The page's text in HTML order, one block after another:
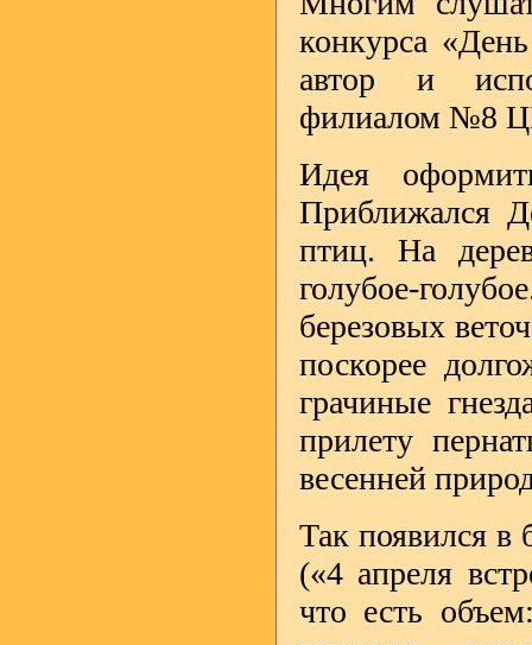
конкурса
автор и
филиалом №8
Идея
Приближался
птиц. На
голубое-
березовых
поскорее
грачиные
прилету
весенней
Так появился в
(«4 апреля
что есть